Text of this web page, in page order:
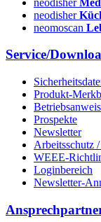
neodisher
neomoscan
Service/
Produkt-
Prospekte
Newsletter
Arbeitsschutz
WEEE-
Loginbereich
Newsletter-